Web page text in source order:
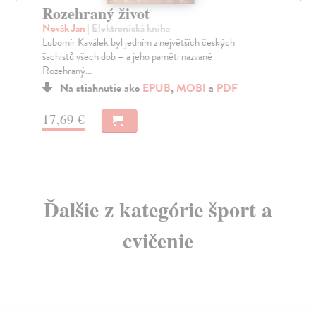
Rozehraný život
Novák Jan | Elektronická kniha
Lubomír Kaválek byl jedním z největších českých
šachistů všech dob – a jeho paměti nazvané
Rozehraný...
Na stiahnutie ako EPUB,MOBI a PDF
17,69 €
Ďalšie z kategórie šport a
cvičenie